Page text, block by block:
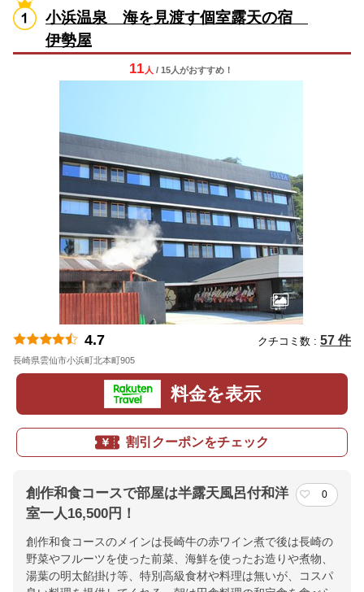
小浜温泉 海を見渡す個室露天の宿
伊勢屋
11 人 / 15人がおすすめ！
4.7 クチコミ数 : 57 件
長崎県雲仙市小浜町北本町905
料金を表示
割引クーポンをチェック
創作和食コースで部屋は半露天風呂付和洋
室一人16,500円！
0
創作和食コースのメインは長崎牛の赤ワイン煮で後は長崎の
野菜やフルーツを使った前菜、海鮮を使ったお造りや煮物、
湯葉の明太餡掛け等、特別高級食材や料理は無いが、コスパ